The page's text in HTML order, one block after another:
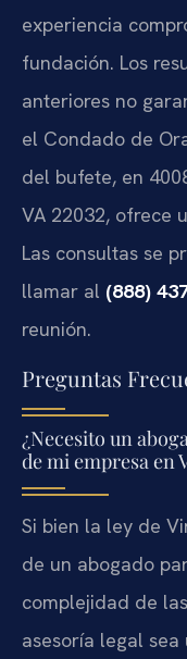
experiencia
fundación. Los
anteriores no
el Condado de
del bufete, en
VA 22032, ofrece
Las consultas se
llamar al (888)
reunión.
Preguntas
¿Necesito un
de mi empresa en
Si bien la ley de
de un abogado
complejidad de
asesoría legal